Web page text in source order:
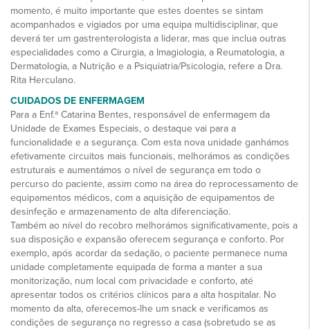
momento, é muito importante que estes doentes se sintam
acompanhados e vigiados por uma equipa multidisciplinar, que
deverá ter um gastrenterologista a liderar, mas que inclua outras
especialidades como a Cirurgia, a Imagiologia, a Reumatologia, a
Dermatologia, a Nutrição e a Psiquiatria/Psicologia, refere a Dra.
Rita Herculano.
CUIDADOS DE ENFERMAGEM
Para a Enf.ª Catarina Bentes, responsável de enfermagem da
Unidade de Exames Especiais, o destaque vai para a
funcionalidade e a segurança. Com esta nova unidade ganhámos
efetivamente circuitos mais funcionais, melhorámos as condições
estruturais e aumentámos o nível de segurança em todo o
percurso do paciente, assim como na área do reprocessamento de
equipamentos médicos, com a aquisição de equipamentos de
desinfeção e armazenamento de alta diferenciação.
Também ao nível do recobro melhorámos significativamente, pois a
sua disposição e expansão oferecem segurança e conforto. Por
exemplo, após acordar da sedação, o paciente permanece numa
unidade completamente equipada de forma a manter a sua
monitorização, num local com privacidade e conforto, até
apresentar todos os critérios clínicos para a alta hospitalar. No
momento da alta, oferecemos-lhe um snack e verificamos as
condições de segurança no regresso a casa (sobretudo se as